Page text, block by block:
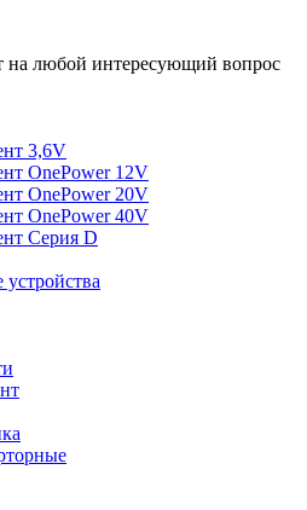
на любой интересующий вопрос
3,6V
OnePower 12V
OnePower 20V
OnePower 40V
Серия D